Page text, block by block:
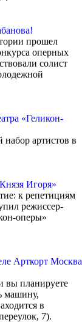
прошел
оперных
солист
«Геликон-
набор артистов в
Игоря»
к репетициям
режиссер-
оперы»
Арткорт Москва
вы планируете
машину,
в
7).